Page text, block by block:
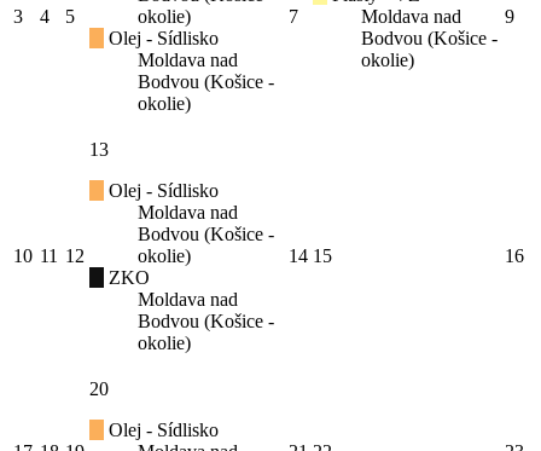
3 4 5
okolie)
Olej - Sídlisko
Moldava nad
Bodvou (Košice -
okolie)
7
Moldava nad
Bodvou (Košice -
okolie)
9
10 11 12
13
Olej - Sídlisko
Moldava nad
Bodvou (Košice -
okolie)
ZKO
Moldava nad
Bodvou (Košice -
okolie)
14 15 16
20
Olej - Sídlisko